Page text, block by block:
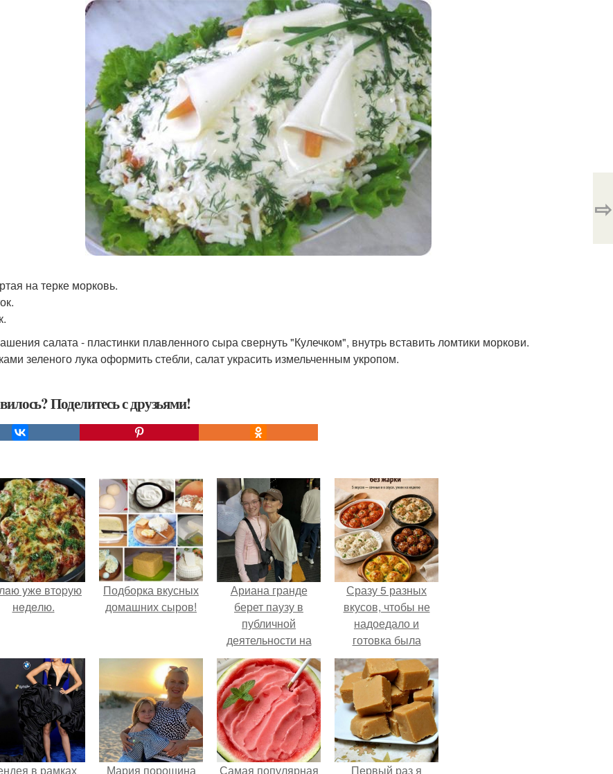
на терке морковь.
салата - пластинки плавленного сыра свернуть "Кулечком", внутрь вставить ломтики моркови.
зеленого лука оформить стебли, салат украсить измельченным укропом.
Поделитесь с друзьями!
⇨
yжe втopую
нeдeлю.
Подборка вкусных
домашних сыров!
Ариана гранде
берет паузу в
публичной
деятельности на
фоне слухов о
своем здоровье.
Сразу 5 разных
вкусов, чтобы не
надоедало и
готовка была
проще.
в рамках Мария порошина Самая популярная Первый раз я